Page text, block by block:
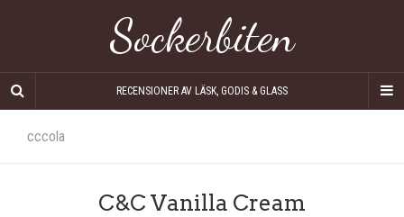
Sockerbiten
RECENSIONER AV LÄSK, GODIS & GLASS
cccola
C&C Vanilla Cream